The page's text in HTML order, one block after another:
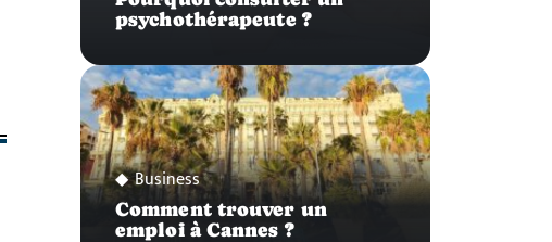
psychothérapeute ?
Business
Comment trouver un
emploi à Cannes ?